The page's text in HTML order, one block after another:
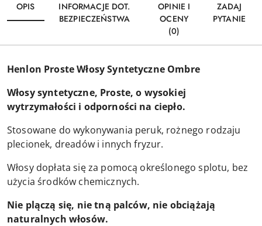
OPIS
INFORMACJE DOT.
BEZPIECZEŃSTWA
OPINIE I
OCENY
(0)
ZADAJ
PYTANIE
Henlon Proste Włosy Syntetyczne Ombre
Włosy syntetyczne, Proste, o wysokiej
wytrzymałości i odporności na ciepło.
Stosowane do wykonywania peruk, rożnego rodzaju
plecionek, dreadów i innych fryzur.
Włosy dopłata się za pomocą określonego splotu, bez
użycia środków chemicznych.
Nie plączą się, nie tną palców, nie obciążają
naturalnych włosów.